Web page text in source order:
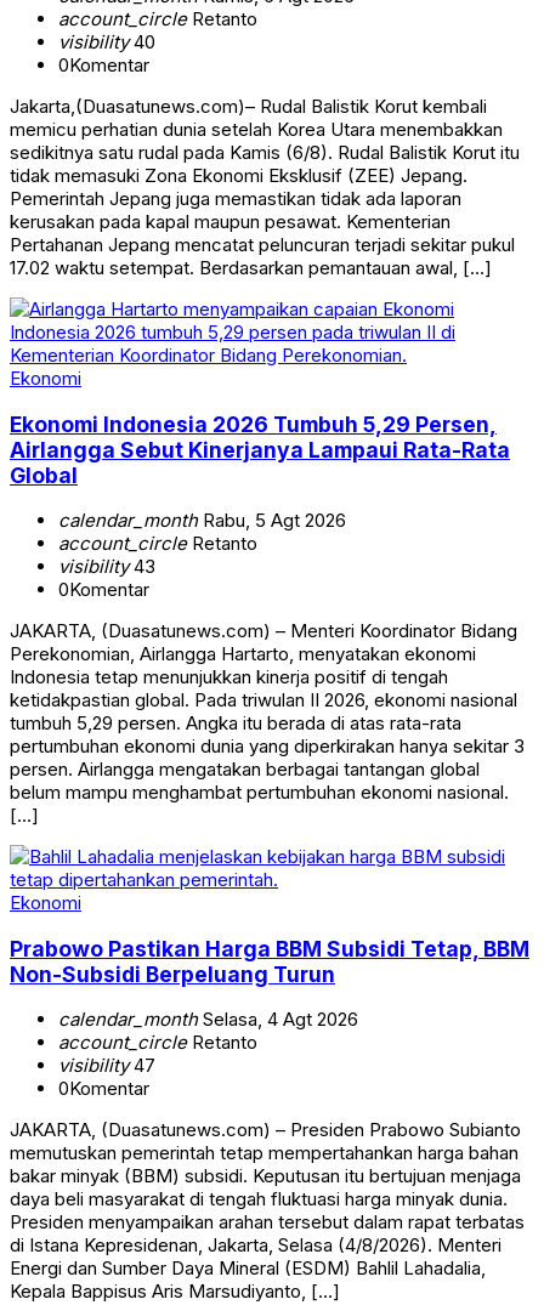
account_circleRetanto
visibility40
0Komentar
Jakarta,(Duasatunews.com)– Rudal Balistik Korut kembali
memicu perhatian dunia setelah Korea Utara menembakkan
sedikitnya satu rudal pada Kamis (6/8). Rudal Balistik Korut itu
tidak memasuki Zona Ekonomi Eksklusif (ZEE) Jepang.
Pemerintah Jepang juga memastikan tidak ada laporan
kerusakan pada kapal maupun pesawat. Kementerian
Pertahanan Jepang mencatat peluncuran terjadi sekitar pukul
17.02 waktu setempat. Berdasarkan pemantauan awal, […]
Ekonomi
Ekonomi Indonesia 2026 Tumbuh 5,29 Persen,
Airlangga Sebut Kinerjanya Lampaui Rata-Rata
Global
calendar_monthRabu, 5 Agt 2026
account_circleRetanto
visibility43
0Komentar
JAKARTA, (Duasatunews.com) – Menteri Koordinator Bidang
Perekonomian, Airlangga Hartarto, menyatakan ekonomi
Indonesia tetap menunjukkan kinerja positif di tengah
ketidakpastian global. Pada triwulan II 2026, ekonomi nasional
tumbuh 5,29 persen. Angka itu berada di atas rata-rata
pertumbuhan ekonomi dunia yang diperkirakan hanya sekitar 3
persen. Airlangga mengatakan berbagai tantangan global
belum mampu menghambat pertumbuhan ekonomi nasional.
[…]
Ekonomi
Prabowo Pastikan Harga BBM Subsidi Tetap, BBM
Non-Subsidi Berpeluang Turun
calendar_monthSelasa, 4 Agt 2026
account_circleRetanto
visibility47
0Komentar
JAKARTA, (Duasatunews.com) – Presiden Prabowo Subianto
memutuskan pemerintah tetap mempertahankan harga bahan
bakar minyak (BBM) subsidi. Keputusan itu bertujuan menjaga
daya beli masyarakat di tengah fluktuasi harga minyak dunia.
Presiden menyampaikan arahan tersebut dalam rapat terbatas
di Istana Kepresidenan, Jakarta, Selasa (4/8/2026). Menteri
Energi dan Sumber Daya Mineral (ESDM) Bahlil Lahadalia,
Kepala Bappisus Aris Marsudiyanto, […]